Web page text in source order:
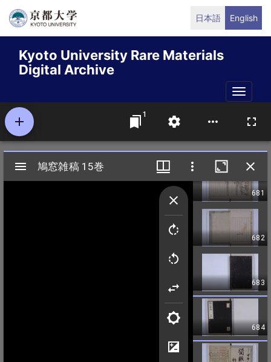
Skip
content
日本語 English
Kyoto University Rare Materials
Digital Archive
Toggle